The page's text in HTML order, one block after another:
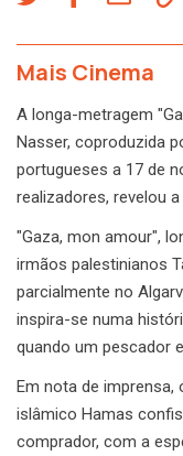
Mais Cinema
A longa-metragem
Nasser, coproduzida
portugueses a 17 de
realizadores, revelou
"Gaza, mon amour",
irmãos palestinianos
parcialmente no
inspira-se numa
quando um pescador
Em nota de imprensa,
islâmico Hamas
comprador, com a